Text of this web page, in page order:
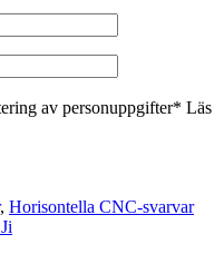
av personuppgifter* Läs
, Horisontella CNC-svarvar